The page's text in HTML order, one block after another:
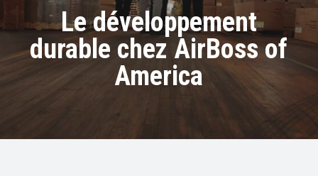
Le développement
durable chez AirBoss of
America